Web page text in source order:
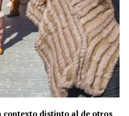
contexto distinto al de otros